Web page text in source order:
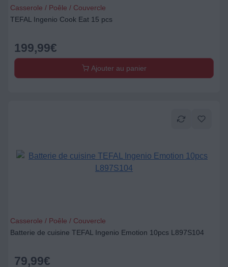
Casserole / Poêle / Couvercle
TEFAL Ingenio Cook Eat 15 pcs
199,99€
Ajouter au panier
Casserole / Poêle / Couvercle
Batterie de cuisine TEFAL Ingenio Emotion 10pcs L897S104
79,99€